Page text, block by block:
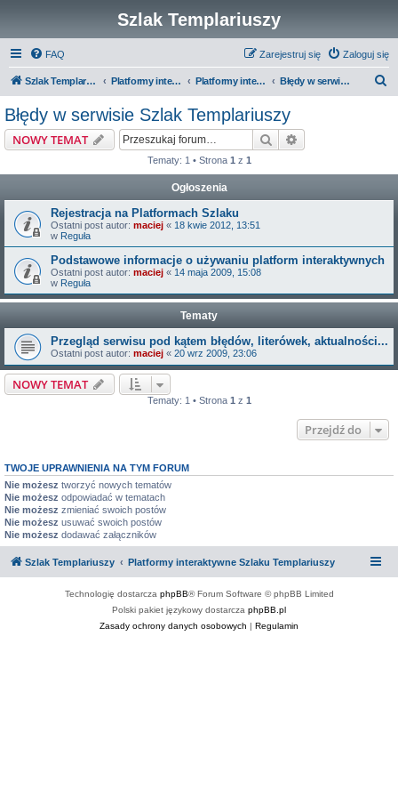
Szlak Templariuszy
FAQ Zaloguj się
Zarejestruj się
Szlak Templariuszy Platformy interaktywne Szlaku Templariuszy Platformy interaktywne - Inne Błędy w serwisie Szlak Templariuszy
Błędy w serwisie Szlak Templariuszy
NOWY TEMAT Szukaj
Tematy: 1 • Strona 1 z 1
Ogłoszenia
Rejestracja na Platformach Szlaku
Ostatni post autor: maciej « 18 kwie 2012, 13:51
w Reguła
Podstawowe informacje o używaniu platform interaktywnych
Ostatni post autor: maciej « 14 maja 2009, 15:08
w Reguła
Tematy
Przegląd serwisu pod kątem błędów, literówek, aktualności...
Ostatni post autor: maciej « 20 wrz 2009, 23:06
NOWY TEMAT
Tematy: 1 • Strona 1 z 1
Przejdź do
TWOJE UPRAWNIENIA NA TYM FORUM
Nie możesz tworzyć nowych tematów
Nie możesz odpowiadać w tematach
Nie możesz zmieniać swoich postów
Nie możesz usuwać swoich postów
Nie możesz dodawać załączników
Szlak Templariuszy Platformy interaktywne Szlaku Templariuszy
Technologię dostarcza phpBB® Forum Software © phpBB Limited
Polski pakiet językowy dostarcza phpBB.pl
Zasady ochrony danych osobowych | Regulamin